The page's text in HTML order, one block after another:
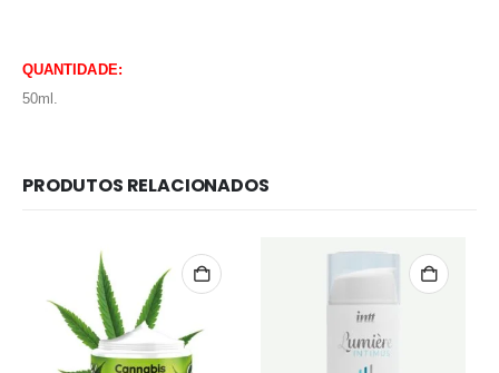
QUANTIDADE:
50ml.
PRODUTOS RELACIONADOS
Redes Sociais